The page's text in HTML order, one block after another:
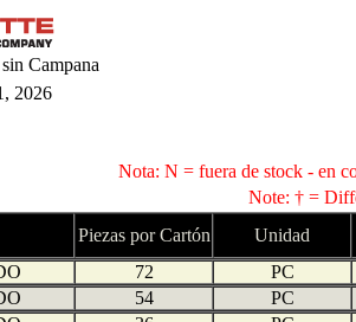
Campana
2026
Nota: N = fuera de stock - en
Note: † =
Piezas por Cartón Unidad
72 PC
54 PC